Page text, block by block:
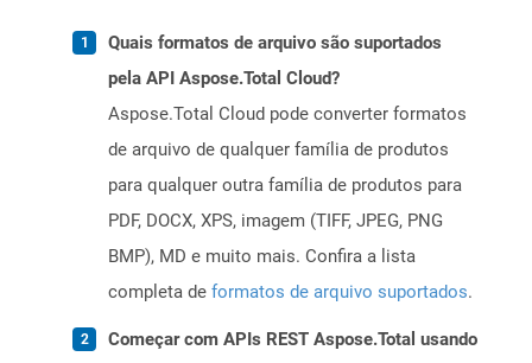
Quais formatos de arquivo são suportados
pela API Aspose.Total Cloud?
Aspose.Total Cloud pode converter formatos
de arquivo de qualquer família de produtos
para qualquer outra família de produtos para
PDF, DOCX, XPS, imagem (TIFF, JPEG, PNG
BMP), MD e muito mais. Confira a lista
completa de formatos de arquivo suportados.
Começar com APIs REST Aspose.Total usando